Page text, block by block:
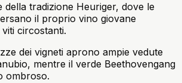
della tradizione Heuriger, dove le
il proprio vino giovane
circostanti.
dei vigneti aprono ampie vedute
mentre il verde Beethovengang
ombroso.